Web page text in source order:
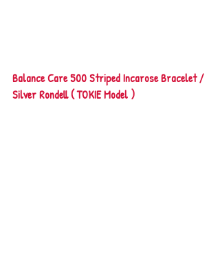
Balance Care 500 Striped Incarose Bracelet /
Silver Rondell ( TOKIE Model )